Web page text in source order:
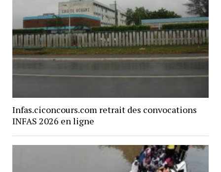
Infas.ciconcours.com retrait des convocations
INFAS 2026 en ligne